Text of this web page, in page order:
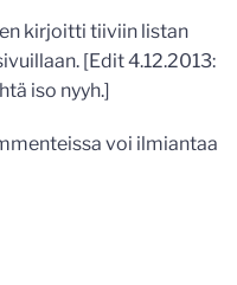
kirjoitti tiiviin listan
[Edit 4.12.2013:
iso nyyh.]
voi ilmiantaa